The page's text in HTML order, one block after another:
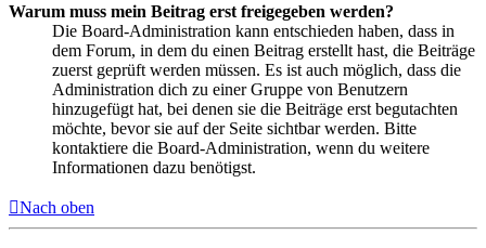
Warum muss mein Beitrag erst freigegeben werden?
Die Board-Administration kann entschieden haben, dass in
dem Forum, in dem du einen Beitrag erstellt hast, die Beiträge
zuerst geprüft werden müssen. Es ist auch möglich, dass die
Administration dich zu einer Gruppe von Benutzern
hinzugefügt hat, bei denen sie die Beiträge erst begutachten
möchte, bevor sie auf der Seite sichtbar werden. Bitte
kontaktiere die Board-Administration, wenn du weitere
Informationen dazu benötigst.
Nach oben